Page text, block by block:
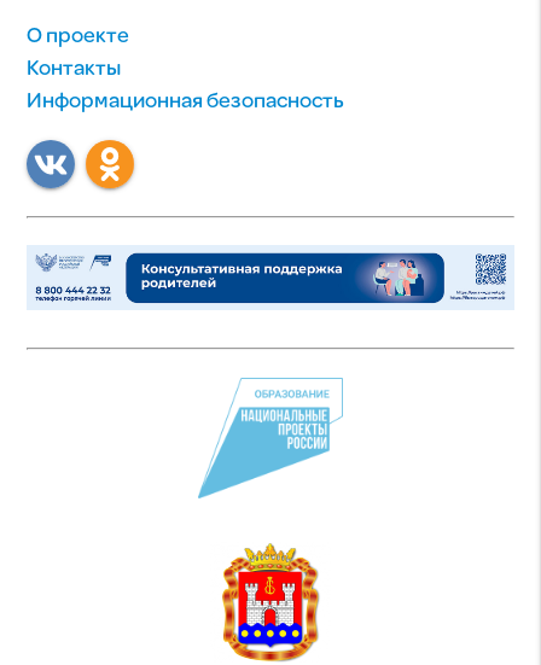
О проекте
Контакты
Информационная безопасность